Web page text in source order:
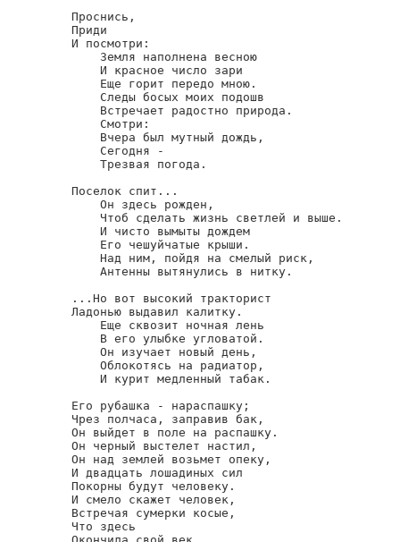
Проснись,
Приди
И посмотри:
    Земля наполнена весною
    И красное число зари
    Еще горит передо мною.
    Следы босых моих подошв
    Встречает радостно природа.
    Смотри:
    Вчера был мутный дождь,
    Сегодня -
    Трезвая погода.
Поселок спит...
    Он здесь рожден,
    Чтоб сделать жизнь светлей и выше.
    И чисто вымыты дождем
    Его чешуйчатые крыши.
    Над ним, пойдя на смелый риск,
    Антенны вытянулись в нитку.
...Но вот высокий тракторист
Ладонью выдавил калитку.
    Еще сквозит ночная лень
    В его улыбке угловатой.
    Он изучает новый день,
    Облокотясь на радиатор,
    И курит медленный табак.
Его рубашка - нараспашку;
Чрез полчаса, заправив бак,
Он выйдет в поле на распашку.
Он черный выстелет настил,
Он над землей возьмет опеку,
И двадцать лошадиных сил
Покорны будут человеку.
И смело скажет человек,
Встречая сумерки косые,
Что здесь